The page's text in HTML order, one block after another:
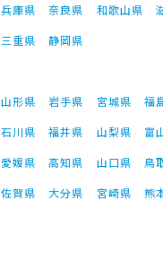
兵庫県 奈良県 和歌山県
三重県
静岡県
山形県 岩手県 宮城県
福
石川県 福井県 山梨県
富
愛媛県 高知県 山口県 鳥
佐賀県 大分県 宮崎県 熊